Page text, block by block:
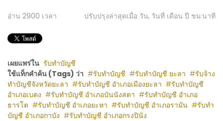
อ่าน 2900 เวลา ปรับปรุงล่าสุดเมื่อ วัน, วันที่ เดือน ปี ชม:นาที
เผยแพร่ใน รับทำบัญชี
ใช้แท็กคำค้น (Tags) ว่า
รับทำบัญชี รับทำบัญชี ยะลา
รับจ้าง
ทำบัญชีจังหวัดยะลา
รับทำบัญชี อำเภอเมืองยะลา
รับทำบัญชี
อำเภอเบตง
รับทำบัญชี อำเภอบันนังสตา
รับทำบัญชี อำเภอ
ธารโต
รับทำบัญชี อำเภอยะหา รับทำบัญชี อำเภอรามัน
รับทำ
บัญชี อำเภอกาบัง
รับทำบัญชี อำเภอกรงปินัง